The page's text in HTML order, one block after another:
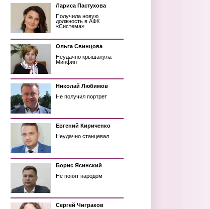
Лариса Пастухова
Получила новую
должность в АФК
«Система»
Ольга Свинцова
Неудачно крышанула
Минфин
Николай Любимов
Не получил портрет
Евгений Кириченко
Неудачно станцевал
Борис Ясинский
Не понят народом
Сергей Чиграков